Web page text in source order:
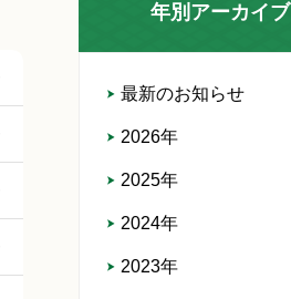
年別アーカイブ
最新のお知らせ
2026年
2025年
2024年
2023年